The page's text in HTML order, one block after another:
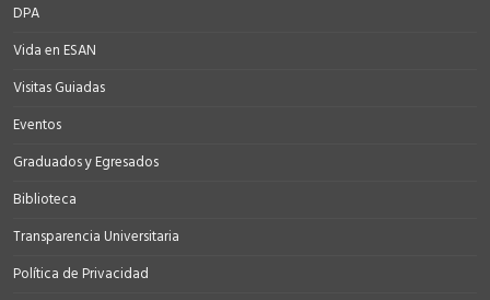
DPA
Vida en ESAN
Visitas Guiadas
Eventos
Graduados y Egresados
Biblioteca
Transparencia Universitaria
Política de Privacidad